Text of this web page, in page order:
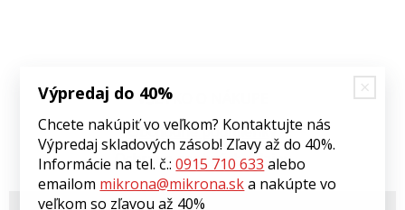
VŠETKO O NÁKUPE
Obchodné podmienky
Ochrana osobných údajov
Výpredaj do 40%
Chcete nakúpiť vo veľkom? Kontaktujte nás
Výpredaj skladových zásob! Zľavy až do 40%.
Informácie na tel. č.:0915 710 633 alebo
emailom mikrona@mikrona.ska nakúpte vo
veľkom so zľavou až 40%